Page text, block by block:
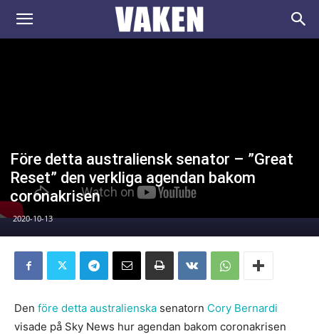
VAKEN.se
Före detta australiensk senator – ”Great
Reset” den verkliga agendan bakom
coronakrisen
2020-10-13
Den före detta australienska senatorn Cory Bernardi
visade på Sky News hur agendan bakom coronakrisen